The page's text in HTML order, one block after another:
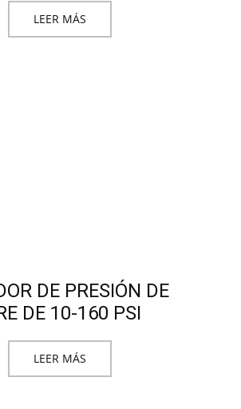
LEER MÁS
DE PRESIÓN DE
DE 10-160 PSI
LEER MÁS